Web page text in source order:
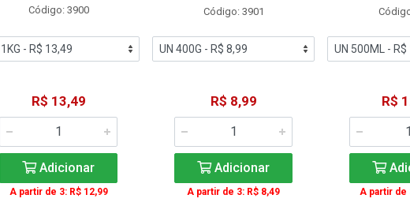
Código: 3900
R$ 13,49
Adicionar
A partir de 3: R$ 12,99
Código: 3901
R$ 8,99
Adicionar
A partir de 3: R$ 8,49
R$
A partir de